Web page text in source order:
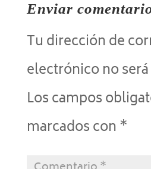
Enviar
Tu dirección de
electrónico no
Los campos
marcados con*